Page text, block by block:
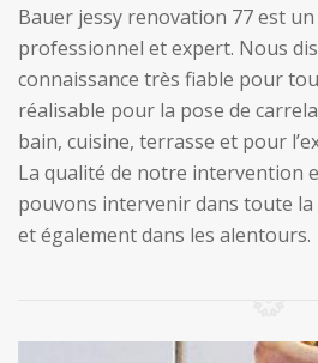
Bauer jessy renovation 77 est
professionnel et expert. Nous
connaissance très fiable pour
réalisable pour la pose de
bain, cuisine, terrasse et pour
La qualité de notre intervention
pouvons intervenir dans toute la
et également dans les alentours.